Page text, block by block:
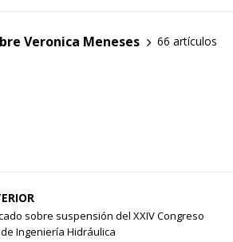
Veronica Meneses 66 artículos
sobre suspensión del XXIV Congreso
Ingeniería Hidráulica